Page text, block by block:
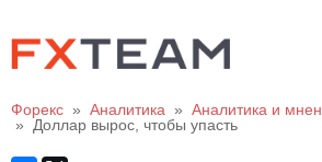
Форекс » Аналитика » Аналитика и
»
Доллар вырос, чтобы упасть